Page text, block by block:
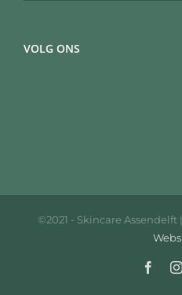
VOLG ONS
©2021 - Skincare